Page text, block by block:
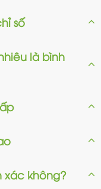
số
là bình
xác không?